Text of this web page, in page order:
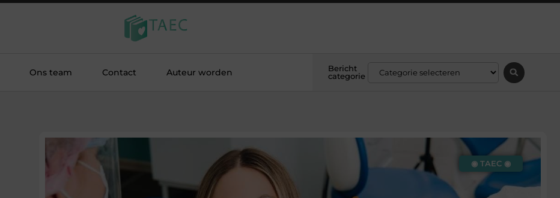
Ons team Contact Auteur worden
Bericht
categorie
◉ TAEC ◉